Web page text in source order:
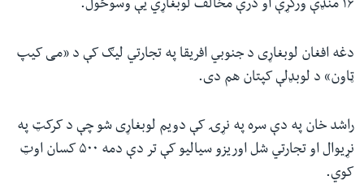
۱۶ منډې ورکړې او درې مخالف لوبغاړي یې وسوځول.
دغه افغان لوبغاړی د جنوبي افریقا په تجارتي لیګ کې د «می کیپ
ټاون» د لوبډلې کپتان هم دی.
راشد خان په دې سره په نړۍ کې دویم لوبغاړی شو چې د کرکټ په
نړیوال او تجارتي شل اوریزو سیالیو کې تر دې دمه ۵۰۰ کسان اوټ
کوي.